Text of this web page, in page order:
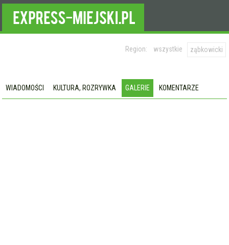
Region: wszystkie ząbkowicki
WIADOMOŚCI KULTURA, ROZRYWKA GALERIE KOMENTARZE